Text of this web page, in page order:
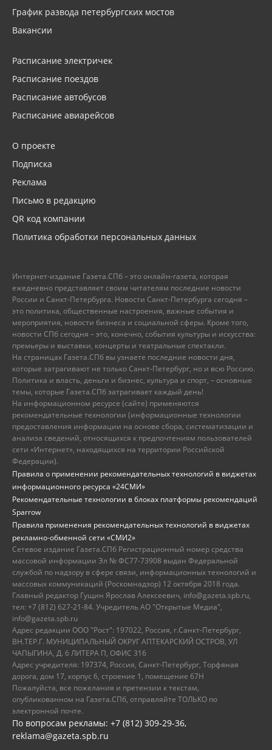
График развода петербургских мостов
Вакансии
Расписание электричек
Расписание поездов
Расписание автобусов
Расписание авиарейсов
О проекте
Подписка
Реклама
Письмо в редакцию
QR код компании
Политика обработки персональных данных
Интернет-издание Газета.СПб – это онлайн-газета, которая
ежедневно представляет своим читателям последние новости
России и Санкт-Петербурга. Новости Санкт-Петербурга сегодня –
это политика, общественные настроения, важные события и
мероприятия, новости бизнеса и социальной сферы. Кроме того,
новости СПб сегодня – это, конечно, события культуры и искусства:
премьеры и выставки, концерты и театральные спектакли.
На страницах Газета.СПб вы узнаете последние новости дня,
которые затрагивают не только Санкт-Петербург, но и всю Россию.
Политика и власть, деньги и бизнес, культура и спорт, – основные
темы, которые Газета.СПб затрагивает каждый день!
На информационном ресурсе (сайте) применяются
рекомендательные технологии (информационные технологии
предоставления информации на основе сбора, систематизации и
анализа сведений, относящихся к предпочтениям пользователей
сети «Интернет», находящихся на территории Российской
Федерации).
Правила о применении рекомендательных технологий в виджетах
информационного ресурса «24СМИ»
Рекомендательные технологии в блоках платформы рекомендаций
Sparrow
Правила применения рекомендательных технологий в виджетах
рекламно-обменной сети «СМИ2»
Сетевое издание Газета.СПб Регистрационный номер средства
массовой информации Эл № ФС77-73908 выдан Федеральной
службой по надзору в сфере связи, информационных технологий и
массовых коммуникаций (Роскомнадзор) 12 октября 2018 года.
Главный редактор Гущин Ярослав Алексеевич, info@gazeta.spb.ru,
тел: +7 (812) 627-21-84. Учредитель АО "Открытые Медиа",
info@gazeta.spb.ru
Адрес редакции ООО "Рост": 197022, Россия, г.Санкт-Петербург,
ВН.ТЕР.Г. МУНИЦИПАЛЬНЫЙ ОКРУГ АПТЕКАРСКИЙ ОСТРОВ, УЛ
ЧАПЫГИНА, Д. 6 ЛИТЕРА П, ОФИС 316
Адрес учредителя: 197374, Россия, Санкт-Петербург, Торфяная
дорога, дом 17, корпус 6, строение 1, помещение 67Н
Пожалуйста, все пожелания и претензии к текстам,
опубликованном на Газета.СПб, отправляйте ТОЛЬКО по
электронной почте.
По вопросам рекламы: +7 (812) 309-29-36,
reklama@gazeta.spb.ru